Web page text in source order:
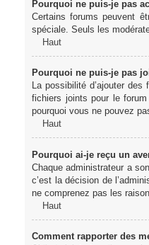
Pourquoi ne puis-je pas
Certains forums peuvent
spéciale. Seuls les
Haut
Pourquoi ne puis-je pas
La possibilité d’ajouter
fichiers joints pour le
pourquoi vous ne pouvez
Haut
Pourquoi ai-je reçu un
Chaque administrateur a
c’est la décision de
ne comprenez pas les
Haut
Comment rapporter des